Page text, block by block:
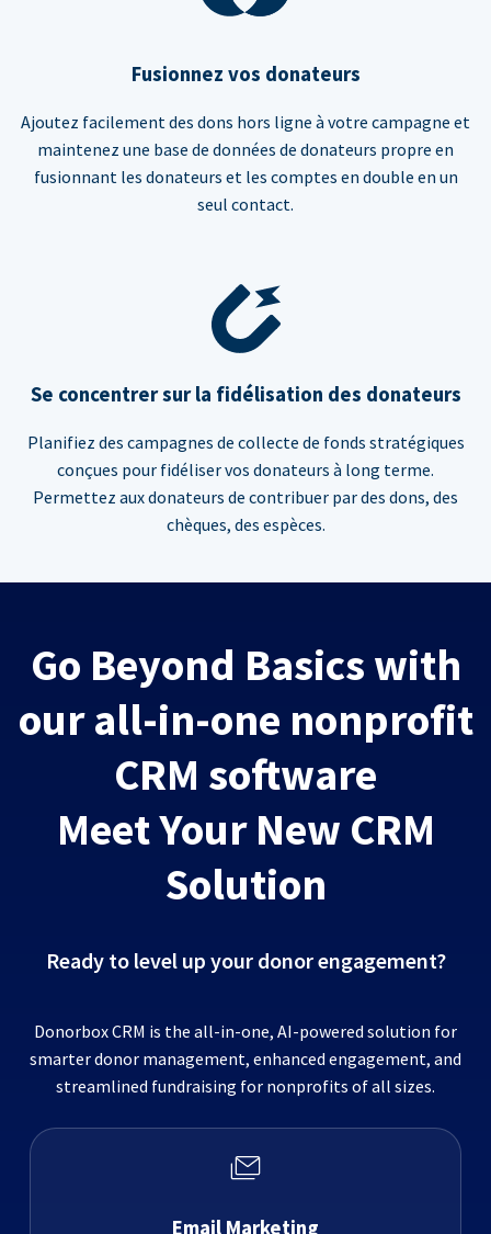
Fusionnez vos donateurs
Ajoutez facilement des dons hors ligne à votre campagne et
maintenez une base de données de donateurs propre en
fusionnant les donateurs et les comptes en double en un
seul contact.
Se concentrer sur la fidélisation des donateurs
Planifiez des campagnes de collecte de fonds stratégiques
conçues pour fidéliser vos donateurs à long terme.
Permettez aux donateurs de contribuer par des dons, des
chèques, des espèces.
Go Beyond Basics with
our all-in-one nonprofit
CRM software
Meet Your New CRM
Solution
Ready to level up your donor engagement?
Donorbox CRM is the all-in-one, AI-powered solution for
smarter donor management, enhanced engagement, and
streamlined fundraising for nonprofits of all sizes.
Email Marketing